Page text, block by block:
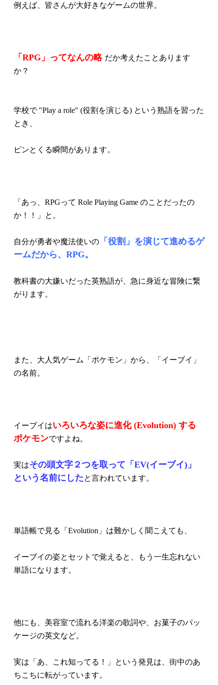
例えば、皆さんが大好きなゲームの世界。
「RPG」ってなんの略 だか考えたことあります
か？
学校で "Play a role" (役割を演じる) という熟語を習った
とき、
ピンとくる瞬間があります。
「あっ、RPGって Role Playing Game のことだったの
か！！」と。
自分が勇者や魔法使いの 「役割」を演じて進めるゲ
ームだから、RPG。
教科書の大嫌いだった英熟語が、急に身近な冒険に繋
がります。
また、大人気ゲーム「ポケモン」から、「イーブイ」
の名前。
イーブイはいろいろな姿に進化 (Evolution) する
ポケモンですよね。
実はその頭文字２つを取って「EV(イーブイ)」
という名前にしたと言われています。
単語帳で見る「Evolution」は難かしく聞こえても、
イーブイの姿とセットで覚えると、もう一生忘れない
単語になります。
他にも、美容室で流れる洋楽の歌詞や、お菓子のパッ
ケージの英文など。
実は「あ、これ知ってる！」という発見は、街中のあ
ちこちに転がっています。